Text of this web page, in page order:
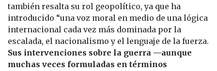
también resalta su rol geopolítico, ya que ha
introducido “una voz moral en medio de una lógica
internacional cada vez más dominada por la
escalada, el nacionalismo y el lenguaje de la fuerza.
Sus intervenciones sobre la guerra —aunque
muchas veces formuladas en términos